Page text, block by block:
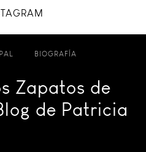
BIOGRAFÍA
Zapatos de
de Patricia